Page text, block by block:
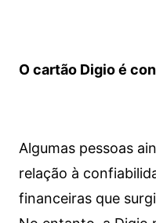
O cartão Digio é
Algumas pessoas
relação à
financeiras que